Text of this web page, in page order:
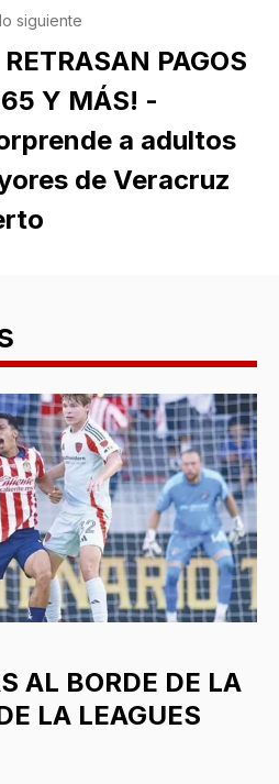
siguiente
RETRASAN PAGOS
Y MÁS! -
a adultos
de Veracruz
AL BORDE DE LA
LA LEAGUES